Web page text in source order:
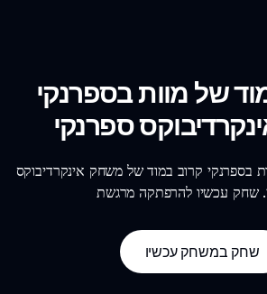
של מוות בספרנקי
ספרנקי
בספרנקי קרוב במוד של משחק אינקרדיבוקס
שחק במשחק עכשיו